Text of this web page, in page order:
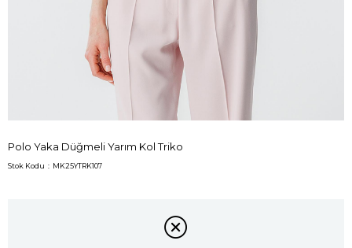
Polo Yaka Düğmeli Yarım Kol Triko
Stok Kodu MK25YTRK107